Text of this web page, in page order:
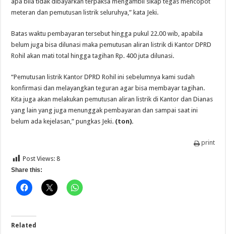
meteran dan pemutusan listrik seluruhya,” kata Jeki.
Batas waktu pembayaran tersebut hingga pukul 22.00 wib, apabila
belum juga bisa dilunasi maka pemutusan aliran listrik di Kantor DPRD
Rohil akan mati total hingga tagihan Rp. 400 juta dilunasi.
“Pemutusan listrik Kantor DPRD Rohil ini sebelumnya kami sudah
konfirmasi dan melayangkan teguran agar bisa membayar tagihan.
Kita juga akan melakukan pemutusan aliran listrik di Kantor dan Dianas
yang lain yang juga menunggak pembayaran dan sampai saat ini
belum ada kejelasan,” pungkas Jeki. (ton).
print
Post Views: 8
Share this:
Related